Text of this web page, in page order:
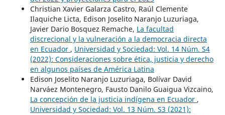
Christian Xavier Galarza Castro, Raúl Clemente
Ilaquiche Licta, Edison Joselito Naranjo Luzuriaga,
Javier Dario Bosquez Remache, La facultad
discrecional y la vulneración a la democracia directa
en Ecuador , Universidad y Sociedad: Vol. 14 Núm. S4
(2022): Consideraciones sobre ética, justicia y derecho
en algunos países de América Latina
Edison Joselito Naranjo Luzuriaga, Bolívar David
Narváez Montenegro, Fausto Danilo Guaigua Vizcaino,
La concepción de la justicia indígena en Ecuador ,
Universidad y Sociedad: Vol. 13 Núm. S3 (2021):